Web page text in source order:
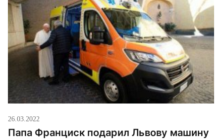
26.03.2022
Папа Франциск подарил Львову машину